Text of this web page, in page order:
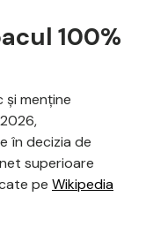
100%
și menține
în decizia de
superioare
pe Wikipedia